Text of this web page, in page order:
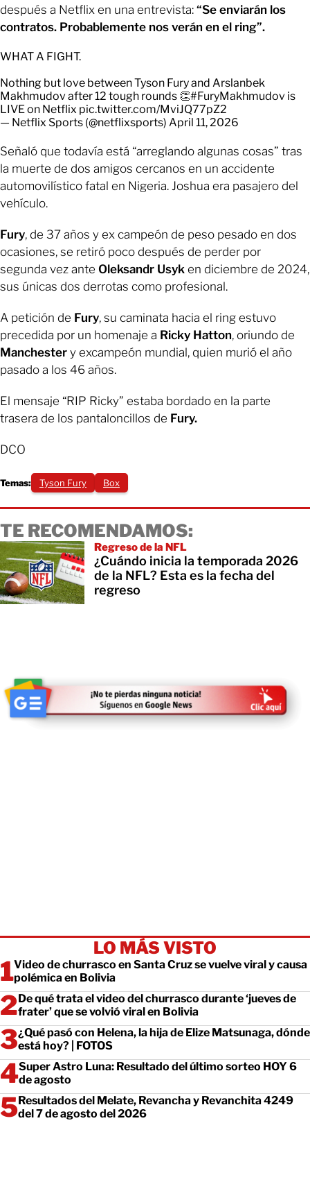
después a Netflix en una entrevista: “Se enviarán los
contratos. Probablemente nos verán en el ring”.
WHAT A FIGHT.
Nothing but love between Tyson Fury and Arslanbek
Makhmudov after 12 tough rounds 👏#FuryMakhmudov is
LIVE on Netflix pic.twitter.com/MviJQ77pZ2
— Netflix Sports (@netflixsports) April 11, 2026
Señaló que todavía está “arreglando algunas cosas” tras
la muerte de dos amigos cercanos en un accidente
automovilístico fatal en Nigeria. Joshua era pasajero del
vehículo.
Fury, de 37 años y ex campeón de peso pesado en dos
ocasiones, se retiró poco después de perder por
segunda vez ante Oleksandr Usyk en diciembre de 2024,
sus únicas dos derrotas como profesional.
A petición de Fury, su caminata hacia el ring estuvo
precedida por un homenaje a Ricky Hatton, oriundo de
Manchester y excampeón mundial, quien murió el año
pasado a los 46 años.
El mensaje “RIP Ricky” estaba bordado en la parte
trasera de los pantaloncillos de Fury.
DCO
Temas: Tyson Fury Box
TE RECOMENDAMOS:
Regreso de la NFL
¿Cuándo inicia la temporada 2026
de la NFL? Esta es la fecha del
regreso
LO MÁS VISTO
Video de churrasco en Santa Cruz se vuelve viral y causa
polémica en Bolivia
De qué trata el video del churrasco durante ‘jueves de
frater’ que se volvió viral en Bolivia
¿Qué pasó con Helena, la hija de Elize Matsunaga, dónde
está hoy? | FOTOS
Super Astro Luna: Resultado del último sorteo HOY 6
de agosto
Resultados del Melate, Revancha y Revanchita 4249
del 7 de agosto del 2026